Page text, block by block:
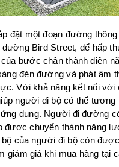
đặt một đoạn đường
Bird Street, để hấp
bước chân thành điện
đèn đường và phát âm
Với khả năng kết nối với
người đi bộ có thể
dụng. Người đi đường
được chuyển thành năng
của người đi bộ còn
giảm giá khi mua hàng tại